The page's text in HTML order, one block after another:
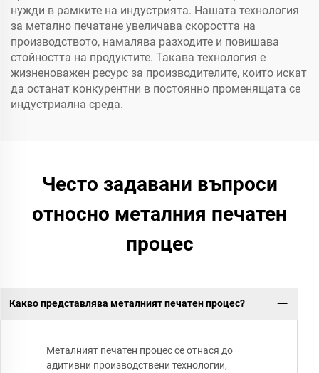
нужди в рамките на индустрията. Нашата технология
за метално печатане увеличава скоростта на
производството, намалява разходите и повишава
стойността на продуктите. Такава технология е
жизненоважен ресурс за производителите, които искат
да останат конкурентни в постоянно променящата се
индустриална среда.
Често задавани въпроси
относно металния печатен
процес
Какво представлява металният печатен процес?
Металният печатен процес се отнася до
адитивни производствени технологии,